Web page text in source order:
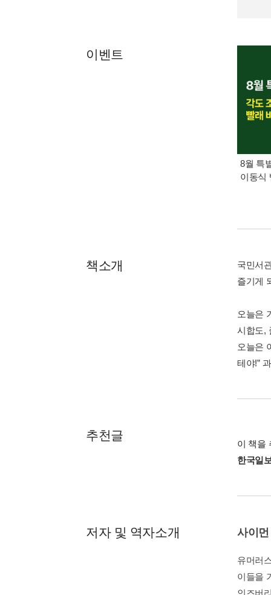
이벤트
8월 특
이동식
책소개
국민서
즐기게
오늘은
시합도,
오늘은
테야!”
추천글
이 책을
한국일
저자 및 역자소개 사이
유머러
이들을
인즈버